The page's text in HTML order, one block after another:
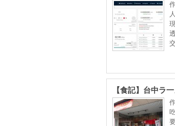
比特幣
(LITECOIN,
DOGE)與以太坊
【食記】台中ラ
@@西屯逢甲夜
份量, 高CP值吃